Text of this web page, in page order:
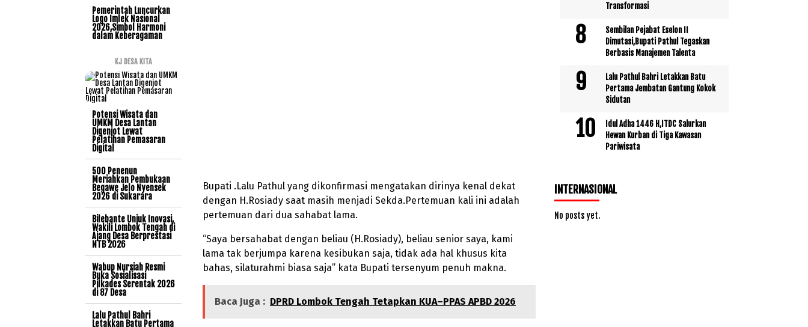
Bupati .Lalu Pathul yang dikonfirmasi mengatakan dirinya kenal dekat
dengan H.Rosiady saat masih menjadi Sekda.Pertemuan kali ini adalah
pertemuan dari dua sahabat lama.
“Saya bersahabat dengan beliau (H.Rosiady), beliau senior saya, kami
lama tak berjumpa karena kesibukan saja, tidak ada hal khusus kita
bahas, silaturahmi biasa saja” kata Bupati tersenyum penuh makna.
Baca Juga : DPRD Lombok Tengah Tetapkan KUA–PPAS APBD 2026
Pemerintah Luncurkan
Logo Imlek Nasional
2026,Simbol Harmoni
dalam Keberagaman
KJ DESA KITA
Potensi Wisata dan
UMKM Desa Lantan
Digenjot Lewat
Pelatihan Pemasaran
Digital
500 Penenun
Meriahkan Pembukaan
Begawe Jelo Nyensek
2026 di Sukarara
Bilebante Unjuk Inovasi,
Wakili Lombok Tengah di
Ajang Desa Berprestasi
NTB 2026
Wabup Nursiah Resmi
Buka Sosialisasi
Pilkades Serentak 2026
di 87 Desa
Lalu Pathul Bahri
Letakkan Batu Pertama
Transformasi
Sembilan Pejabat Eselon II
Dimutasi,Bupati Pathul Tegaskan
Berbasis Manajemen Talenta
Lalu Pathul Bahri Letakkan Batu
Pertama Jembatan Gantung Kokok
Sidutan
Idul Adha 1446 H,ITDC Salurkan
Hewan Kurban di Tiga Kawasan
Pariwisata
INTERNASIONAL
No posts yet.